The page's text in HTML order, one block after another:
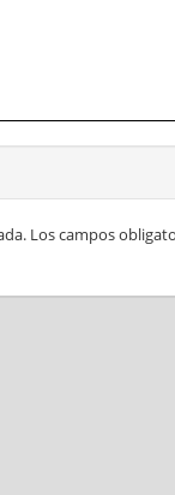
Los campos